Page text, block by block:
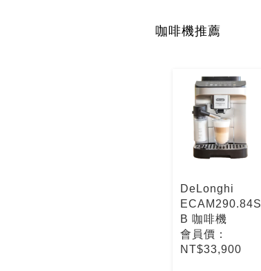
咖啡機推薦
DeLonghi
ECAM290.84S
B 咖啡機
會員價：
NT$33,900